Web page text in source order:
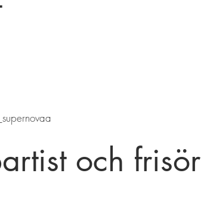
och frisör